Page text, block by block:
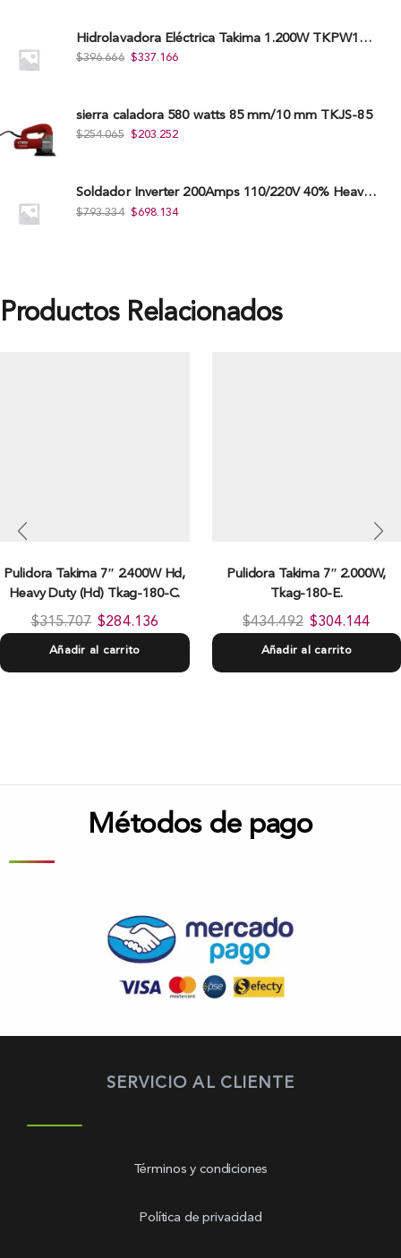
Hidrolavadora Eléctrica Takima 1.200W TKPW1200-13
$396.666 $337.166
sierra caladora 580 watts 85 mm/10 mm TKJS-85
$254.065 $203.252
Soldador Inverter 200Amps 110/220V 40% Heavy Duty (Hd) Tkwi-200-C
$793.334 $698.134
Productos Relacionados
Pulidora Takima 7″ 2.400W Hd,
Heavy Duty (Hd) Tkag-180-C.
$315.707 $284.136
Añadir al carrito
Pulidora Takima 7″ 2.000W,
Tkag-180-E.
$434.492 $304.144
Añadir al carrito
Métodos de pago
SERVICIO AL CLIENTE
Términos y condiciones
Política de privacidad